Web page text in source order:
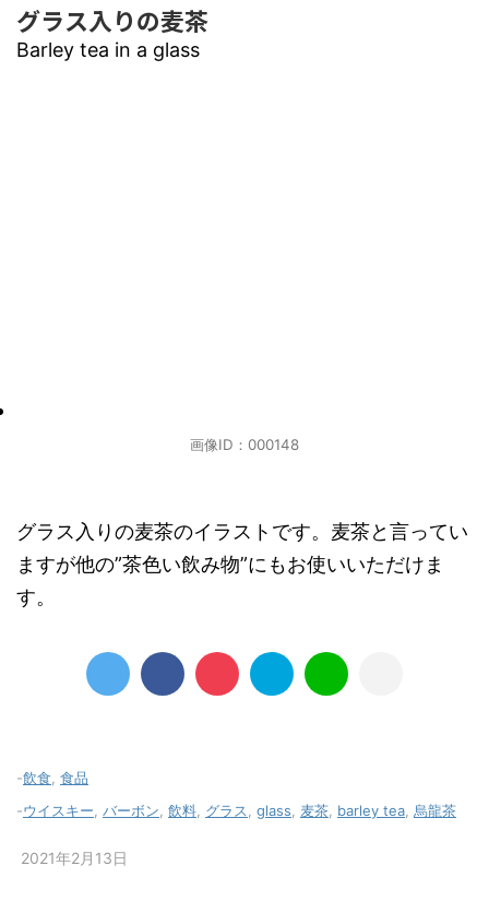
グラス入りの麦茶
Barley tea in a glass
画像ID：000148
グラス入りの麦茶のイラストです。麦茶と言ってい
ますが他の”茶色い飲み物”にもお使いいただけま
す。
-飲食 食品
-ウイスキー バーボン 飲料 グラス glass 麦茶 barley tea 烏龍茶
2021年2月13日